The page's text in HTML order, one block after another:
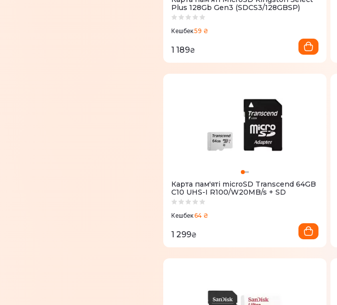
Plus 128Gb Gen3 (SDCS3/128GBSP)
Кешбек59 ₴
1 189₴
Карта пам'яті microSD Transcend 64GB
C10 UHS-I R100/W20MB/s + SD
Кешбек64 ₴
1 299₴